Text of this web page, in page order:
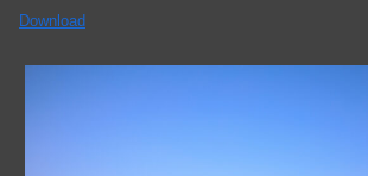
Download